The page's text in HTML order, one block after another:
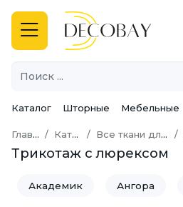
Каталог Шторные Мебельные
Главная Каталог Все ткани для шитья
Трикотаж с люрексом
Академик Ангора